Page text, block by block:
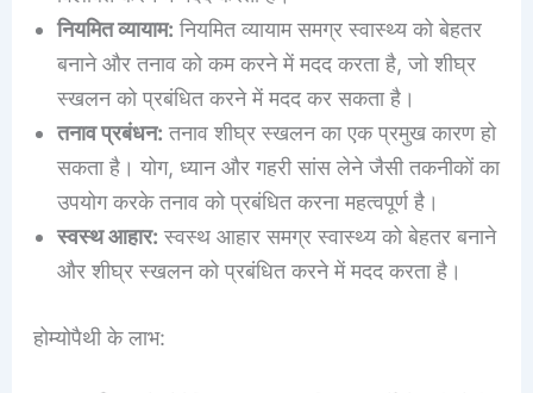
नियमित व्यायाम: नियमित व्यायाम समग्र स्वास्थ्य को बेहतर
बनाने और तनाव को कम करने में मदद करता है, जो शीघ्र
स्खलन को प्रबंधित करने में मदद कर सकता है।
तनाव प्रबंधन: तनाव शीघ्र स्खलन का एक प्रमुख कारण हो
सकता है। योग, ध्यान और गहरी सांस लेने जैसी तकनीकों का
उपयोग करके तनाव को प्रबंधित करना महत्वपूर्ण है।
स्वस्थ आहार: स्वस्थ आहार समग्र स्वास्थ्य को बेहतर बनाने
और शीघ्र स्खलन को प्रबंधित करने में मदद करता है।
होम्योपैथी के लाभ: